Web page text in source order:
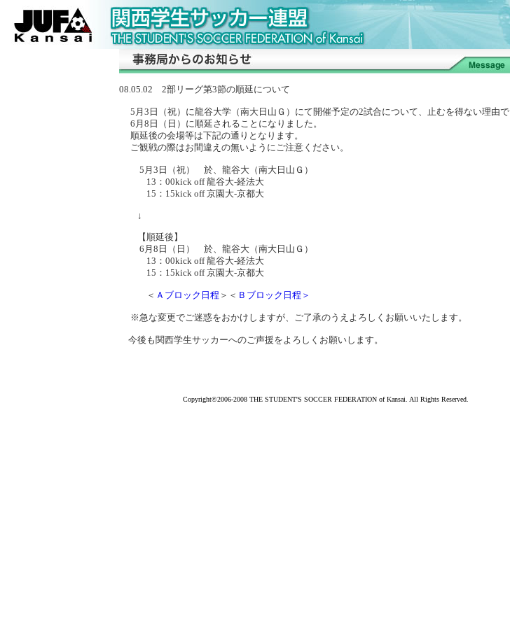
08.05.02 2部リーグ第3節の順延について
5月3日（祝）に龍谷大学（南大日山Ｇ）にて開催予定の2試合について、止むを得ない理由で
6月8日（日）に順延されることになりました。
順延後の会場等は下記の通りとなります。
ご観戦の際はお間違えの無いようにご注意ください。
5月3日（祝） 於、龍谷大（南大日山Ｇ）
13：00kick off 龍谷大-経法大
15：15kick off 京園大-京都大
↓
【順延後】
6月8日（日） 於、龍谷大（南大日山Ｇ）
13：00kick off 龍谷大-経法大
15：15kick off 京園大-京都大
＜ Ａブロック日程 ＞＜ Ｂブロック日程＞
※急な変更でご迷惑をおかけしますが、ご了承のうえよろしくお願いいたします。
今後も関西学生サッカーへのご声援をよろしくお願いします。
Copyright©2006-2008 THE STUDENT'S SOCCER FEDERATION of Kansai. All Rights Reserved.